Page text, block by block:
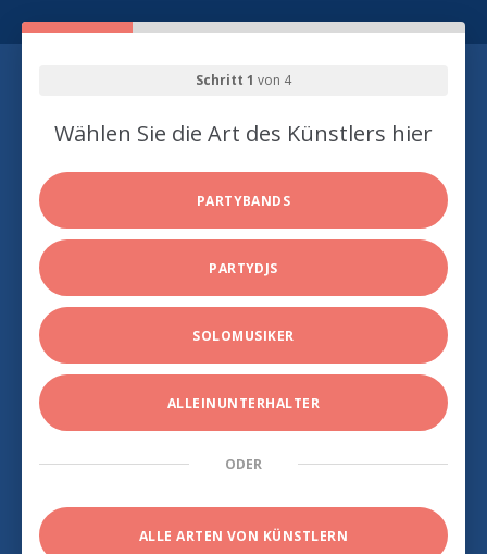
Schritt 1 von 4
Wählen Sie die Art des Künstlers hier
PARTYBANDS
PARTYDJS
SOLOMUSIKER
ALLEINUNTERHALTER
ODER
ALLE ARTEN VON KÜNSTLERN